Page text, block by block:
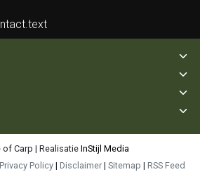
Carp | Realisatie InStijl Media
Privacy Policy | Disclaimer | Sitemap | RSS Feed